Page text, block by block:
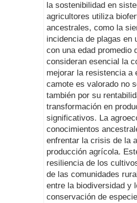
la sostenibilidad en
agricultores utiliza
ancestrales, como la
incidencia de plagas en
con una edad promedio
consideran esencial la
mejorar la resistencia a
camote es valorado no
también por su
transformación en
significativos. La
conocimientos
enfrentar la crisis de la
producción agrícola.
resiliencia de los
de las comunidades
entre la biodiversidad y
conservación de